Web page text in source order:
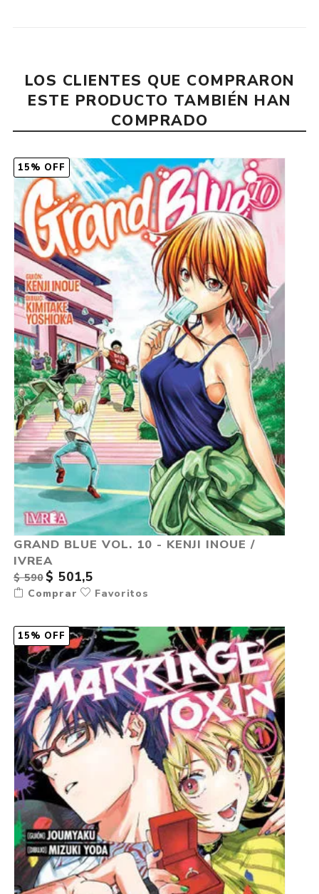
LOS CLIENTES QUE COMPRARON
ESTE PRODUCTO TAMBIÉN HAN
COMPRADO
15% OFF
GRAND BLUE VOL. 10 - KENJI INOUE /
IVREA
$ 590 $ 501,5
Comprar Favoritos
15% OFF